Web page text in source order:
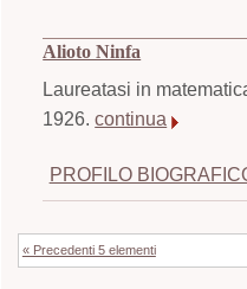
Alioto Ninfa
Laureatasi in
1926.continua
PROFILO
« Precedenti 5 elementi